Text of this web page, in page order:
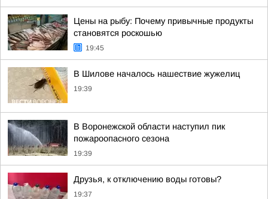
Цены на рыбу: Почему привычные продукты
становятся роскошью
19:45
В Шилове началось нашествие жужелиц
19:39
В Воронежской области наступил пик
пожароопасного сезона
19:39
Друзья, к отключению воды готовы?
19:37